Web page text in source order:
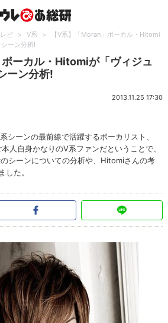
ビ > V系 >
【V系】「Moran」ボーカル・Hitomi
ーン分析!
ボーカル・Hitomiが「ヴィジュ
ーン分析!
2013.11.25 17:30
シーンの最前線で活躍するボーカリスト、
人自身かなりのV系ファンだということで、
シーンについての分析や、Hitomiさんの考
した。